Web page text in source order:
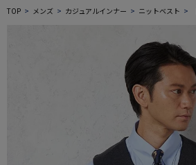
TOP メンズ カジュアルインナー ニットベスト